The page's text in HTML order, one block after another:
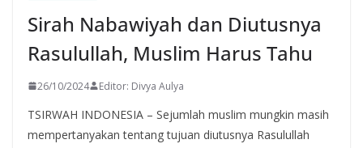
Sirah Nabawiyah dan Diutusnya
Rasulullah, Muslim Harus Tahu
26/10/2024 Editor: Divya Aulya
TSIRWAH INDONESIA – Sejumlah muslim mungkin masih
mempertanyakan tentang tujuan diutusnya Rasulullah